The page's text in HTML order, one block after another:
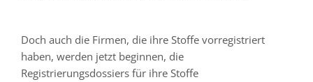
Doch auch die Firmen, die ihre Stoffe vorregistriert
haben, werden jetzt beginnen, die
Registrierungsdossiers für ihre Stoffe